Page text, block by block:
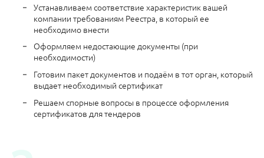
Устанавливаем соответствие характеристик вашей
компании требованиям Реестра, в который ее
необходимо внести
Оформляем недостающие документы (при
необходимости)
Готовим пакет документов и подаём в тот орган, который
выдает необходимый сертификат
Решаем спорные вопросы в процессе оформления
сертификатов для тендеров